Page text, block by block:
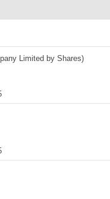
Limited by Shares)